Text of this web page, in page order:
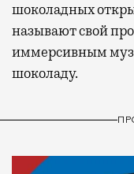
шоколадных
называют свой
иммерсивным
шоколаду.